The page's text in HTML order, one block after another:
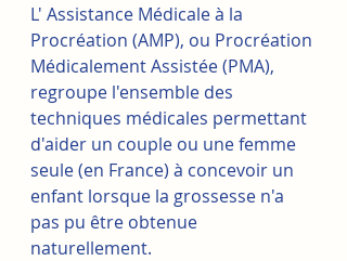
L' Assistance Médicale à la
Procréation (AMP), ou Procréation
Médicalement Assistée (PMA),
regroupe l'ensemble des
techniques médicales permettant
d'aider un couple ou une femme
seule (en France) à concevoir un
enfant lorsque la grossesse n'a
pas pu être obtenue
naturellement.